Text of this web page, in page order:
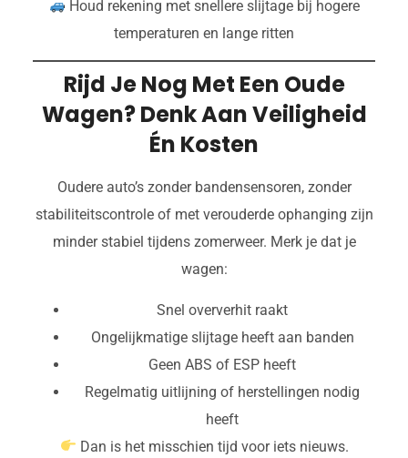
Houd rekening met snellere slijtage bij hogere
temperaturen en lange ritten
Rijd Je Nog Met Een Oude
Wagen? Denk Aan Veiligheid
Én Kosten
Oudere auto’s zonder bandensensoren, zonder
stabiliteitscontrole of met verouderde ophanging zijn
minder stabiel tijdens zomerweer. Merk je dat je
wagen:
Snel oververhit raakt
Ongelijkmatige slijtage heeft aan banden
Geen ABS of ESP heeft
Regelmatig uitlijning of herstellingen nodig
heeft
Dan is het misschien tijd voor iets nieuws.